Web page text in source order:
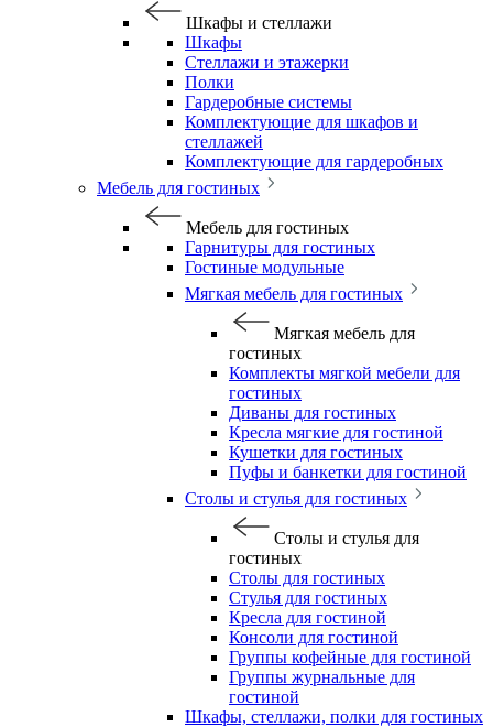
Шкафы и стеллажи
Шкафы
Стеллажи и этажерки
Полки
Гардеробные системы
Комплектующие для шкафов и
стеллажей
Комплектующие для гардеробных
Мебель для гостиных
Мебель для гостиных
Гарнитуры для гостиных
Гостиные модульные
Мягкая мебель для гостиных
Мягкая мебель для
гостиных
Комплекты мягкой мебели для
гостиных
Диваны для гостиных
Кресла мягкие для гостиной
Кушетки для гостиных
Пуфы и банкетки для гостиной
Столы и стулья для гостиных
Столы и стулья для
гостиных
Столы для гостиных
Стулья для гостиных
Кресла для гостиной
Консоли для гостиной
Группы кофейные для гостиной
Группы журнальные для
гостиной
Шкафы, стеллажи, полки для гостиных